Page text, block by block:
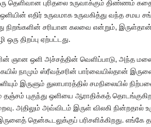
தெளிவான புரிதலை உருவாக்கும் திண்ணம்
எதிர் உருவமாக உருவகித்து வந்த சமய
நிறங்களின் சரியான கலவை என்றும், இருள்தான்
ஒரு திறப்பு ஏற்பட்டது.
ஞான ஒளி அச்சத்தின் வெளிப்பாடு, அந்த மலை
நாமும் ஸ்ரீவத்சரின் பார்வையில்தான்
இருளும் துலாபாரத்தில் சமநிலையில்
தஞ்சம் புகுந்து ஒளியை ஆராதிக்கத்
அதிலும் அவ்விடம் இருள் விலகி
தென்கூடலுக்குப் பரிசளிக்கிறது.